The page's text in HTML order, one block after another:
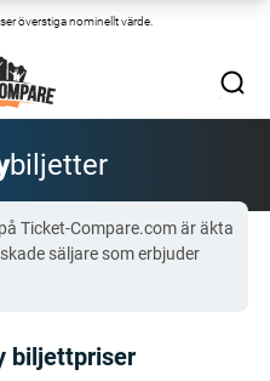
överstiga nominellt värde.
biljetter
Ticket-Compare.com är äkta
säljare som erbjuder
biljettpriser